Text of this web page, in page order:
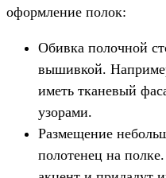
оформление полок:
Обивка полочной
вышивкой.
иметь тканевый
узорами.
Размещение
полотенец на